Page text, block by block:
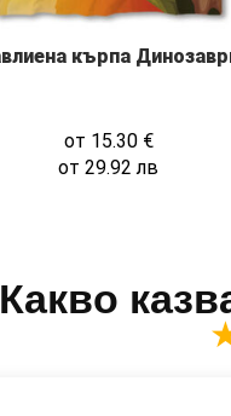
кърпа
от 15.30 €
от29.92лв
Какво